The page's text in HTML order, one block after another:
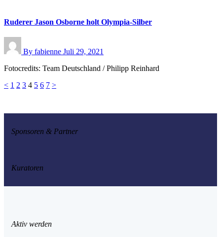
Ruderer Jason Osborne holt Olympia-Silber
By fabienne Juli 29, 2021
Fotocredits: Team Deutschland / Philipp Reinhard
< 1 2 3 4 5 6 7 >
Sponsoren & Partner
Kuratoren
Aktiv werden